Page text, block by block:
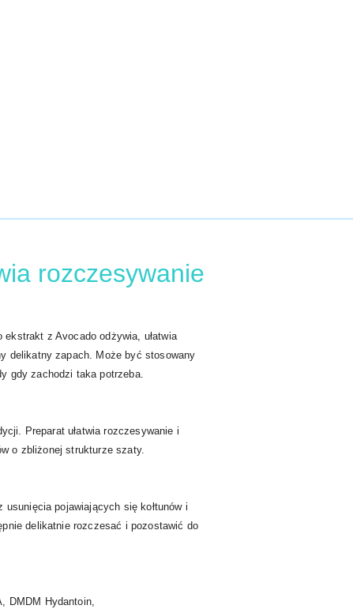
rozczesywanie
ekstrakt z Avocado odżywia, ułatwia
delikatny zapach. Może być stosowany
gdy zachodzi taka potrzeba.
Preparat ułatwia rozczesywanie i
o zbliżonej strukturze szaty.
pojawiających się kołtunów i
delikatnie rozczesać i pozostawić do
DMDM Hydantoin,